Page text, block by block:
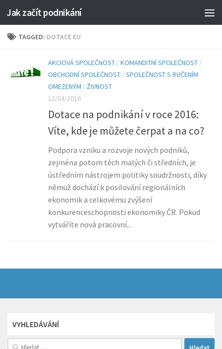
Jak začít podnikání
TAGGED: DOTACE EU
AKCIOVÁ SPOLEČNOST /KOMANDITNÍ SPOLEČNOST /
OBCHODNÍ SPOLEČNOST /SPOLEČNOST S RUČENÍM
OMEZENÝM /ŽIVNOST
12/04/2016
Dotace na podnikání v roce 2016:
Víte, kde je můžete čerpat a na co?
Podpora vzniku a rozvoje nových podniků,
zejména potom těch malých či středních, je
ústředním nástrojem politiky soudržnosti, díky
němuž dochází k posilování regionálních
ekonomik a celkovému zvýšení
konkurenceschopnosti ekonomiky ČR. Pokud
vytváříte nová pracovní...
VYHLEDÁVÁNÍ
Vyhledávání